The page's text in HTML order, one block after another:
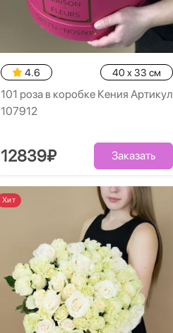
4.6 40 x 33 см
101 роза в коробке Кения Артикул
107912
12839₽ Заказать
Хит